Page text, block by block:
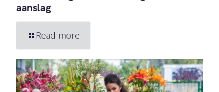
aanslag
Read more